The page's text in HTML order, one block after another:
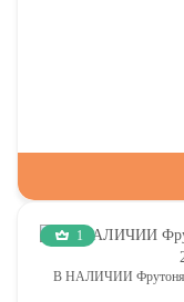
1
В НАЛИЧИИ